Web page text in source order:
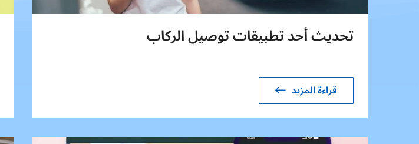
تحديث أحد تطبيقات توصيل الركاب
قراءة المزيد